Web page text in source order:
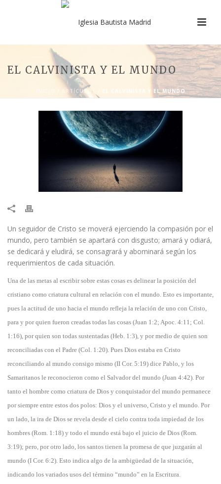
EL CALVINISTA Y EL MUNDO
/ ARTÍCULOS / EL CALVINISTA Y EL MUNDO
Un seguidor de Cristo se moverá ejerciendo la compasión por el
mundo, pero también se apartará con disgusto; amará y odiará,
se dedicará y eludirá, se consagrará y abominará según los
requerimientos de cada situación.
​Una de las metas al escribir sobre estas cosas es delinear la posición del
cristiano como criatura cultural en relación con el mundo. Esto es importante,
pues la actitud de uno hacia el mundo refleja la relación de uno con Cristo,
para y por quien fueron creadas todas las cosas (Juan 1:2; Apoc. 4:11; Col.
1:16), por quien son todas sustentadas (Heb. 1:3), y por medio de quien son
reconciliadas con el Padre (Col. 1:20). Pues Dios estaba en Cristo
reconciliando al mundo consigo mismo (II Cor. 5:19) dice Pablo, y los
Samaritanos le reconocieron como el Salvador del mundo (Juan 4:42). Por
tanto el hombre como criatura de Dios y conquistador del mundo permanece
por siempre entre estos dos polos: Dios y el universo, Cristo y el mundo. Por
un lado, la ira de Dios se revela desde el cielo contra toda impiedad de los
hombres (Rom. 1:18) y todo el mundo está bajo el juicio de Dios (Rom.
3:19); pero, por otro lado, los santos tienen la promesa de que juzgarán al
mundo (I Cor. 6:2). Esto indica algo de la ambigüedad de la situación,
indicando los variados usos del término “mundo” en la Escritura.